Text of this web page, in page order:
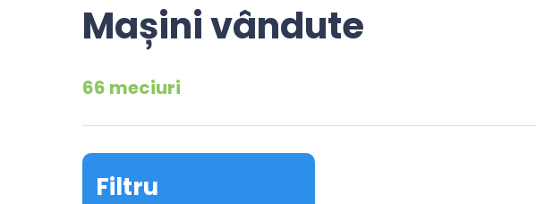
Mașini vândute
66 meciuri
Filtru